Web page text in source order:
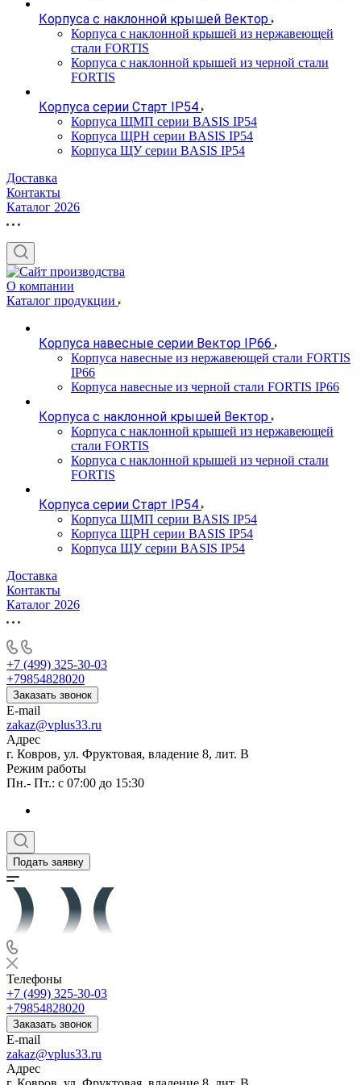
Корпуса с наклонной крышей Вектор
Корпуса с наклонной крышей из нержавеющей
стали FORTIS
Корпуса с наклонной крышей из черной стали
FORTIS
Корпуса серии Старт IP54
Корпуса ЩМП серии BASIS IP54
Корпуса ЩРН серии BASIS IP54
Корпуса ЩУ серии BASIS IP54
Доставка
Контакты
Каталог 2026
О компании
Каталог продукции
Корпуса навесные серии Вектор IP66
Корпуса навесные из нержавеющей стали FORTIS
IP66
Корпуса навесные из черной стали FORTIS IP66
Корпуса с наклонной крышей Вектор
Корпуса с наклонной крышей из нержавеющей
стали FORTIS
Корпуса с наклонной крышей из черной стали
FORTIS
Корпуса серии Старт IP54
Корпуса ЩМП серии BASIS IP54
Корпуса ЩРН серии BASIS IP54
Корпуса ЩУ серии BASIS IP54
Доставка
Контакты
Каталог 2026
+7 (499) 325-30-03
+79854828020
Заказать звонок
E-mail
zakaz@vplus33.ru
Адрес
г. Ковров, ул. Фруктовая, владение 8, лит. В
Режим работы
Пн.- Пт.: с 07:00 до 15:30
Подать заявку
Телефоны
+7 (499) 325-30-03
+79854828020
Заказать звонок
E-mail
zakaz@vplus33.ru
Адрес